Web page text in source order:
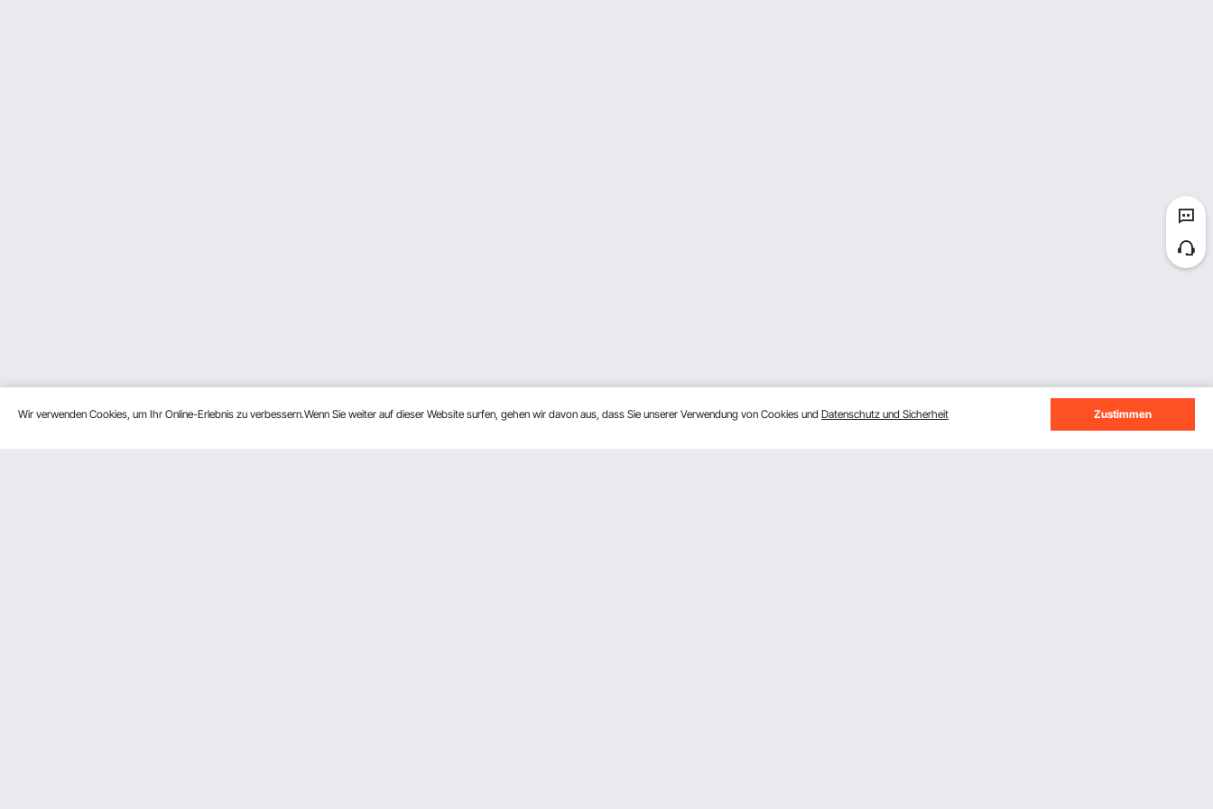
Wir verwenden Cookies, um Ihr Online-Erlebnis zu verbessern.Wenn Sie weiter auf dieser Website surfen, gehen wir davon aus, dass Sie unserer Verwendung von Cookies und Datenschutz und Sicherheit Zustimmen